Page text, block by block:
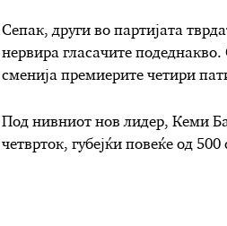
Сепак, други во партијата
нервира гласачите
сменија премиерите четири
Под нивниот нов лидер, Кеми
четврток, губејќи повеќе од